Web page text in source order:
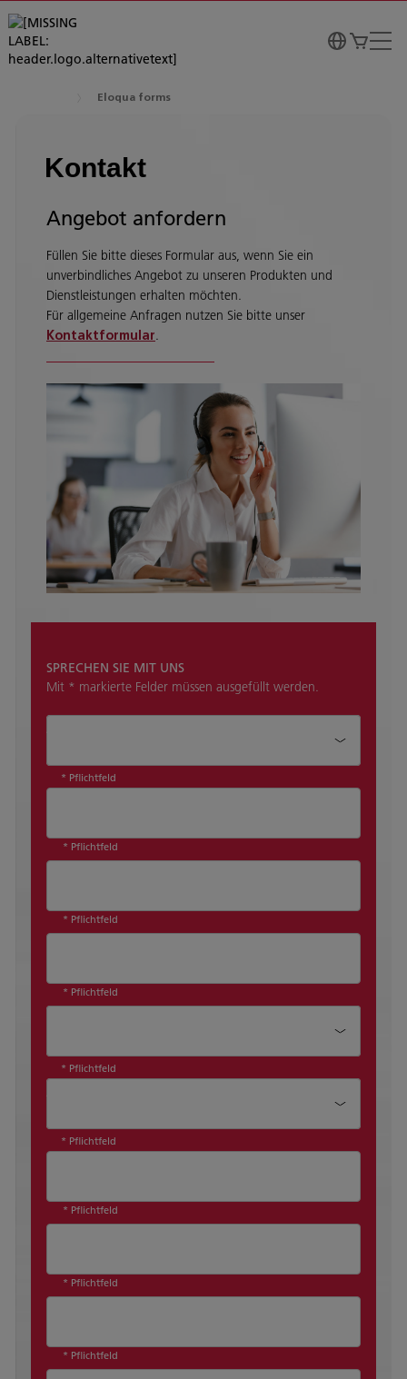
Eloqua forms
Kontakt
Angebot anfordern
Füllen Sie bitte dieses Formular aus, wenn Sie ein
unverbindliches Angebot zu unseren Produkten und
Dienstleistungen erhalten möchten.
Für allgemeine Anfragen nutzen Sie bitte unser
Kontaktformular.
SPRECHEN SIE MIT UNS
Mit * markierte Felder müssen ausgefüllt werden.
* Pflichtfeld
* Pflichtfeld
* Pflichtfeld
* Pflichtfeld
* Pflichtfeld
* Pflichtfeld
* Pflichtfeld
* Pflichtfeld
* Pflichtfeld